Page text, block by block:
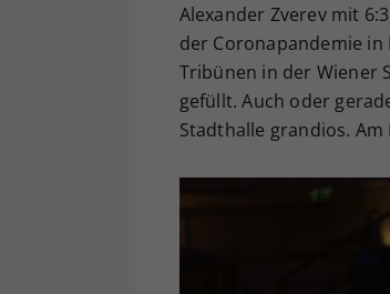
Alexander Zverev mit
der Coronapandemie in
Tribünen in der Wiener
gefüllt. Auch oder
Stadthalle grandios.